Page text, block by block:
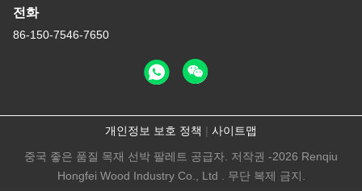
전화
86-150-7546-7650
개인정보 보호 정책 | 사이트맵
중국 좋은 품질 목재 선박 팔레트 공급자. 저작권 -2026 Renqiu
Hongfei Wood Industry Co., Ltd . 무단 복제 금지.